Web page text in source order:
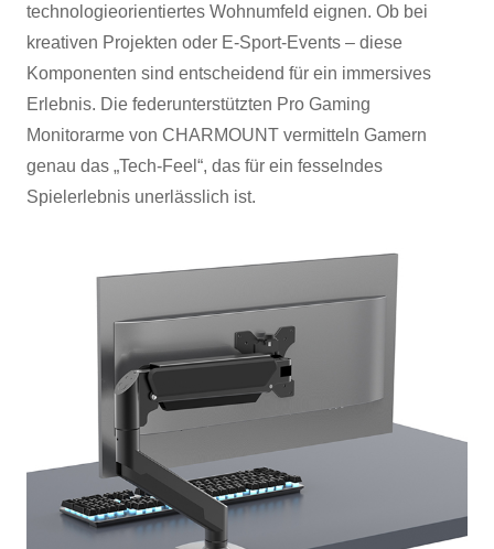
technologieorientiertes Wohnumfeld eignen. Ob bei
kreativen Projekten oder E-Sport-Events – diese
Komponenten sind entscheidend für ein immersives
Erlebnis. Die federunterstützten Pro Gaming
Monitorarme von CHARMOUNT vermitteln Gamern
genau das „Tech-Feel“, das für ein fesselndes
Spielerlebnis unerlässlich ist.
ANFRAGE EINREICHEN